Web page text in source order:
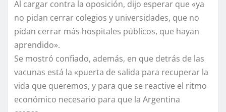
Al cargar contra la oposición, dijo esperar que «ya
no pidan cerrar colegios y universidades, que no
pidan cerrar más hospitales públicos, que hayan
aprendido».
Se mostró confiado, además, en que detrás de las
vacunas está la «puerta de salida para recuperar la
vida que queremos, y para que se reactive el ritmo
económico necesario para que la Argentina